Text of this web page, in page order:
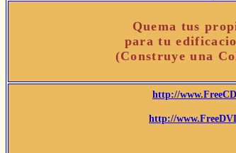
Quema tus
para tu
(Construye una
http://
http://